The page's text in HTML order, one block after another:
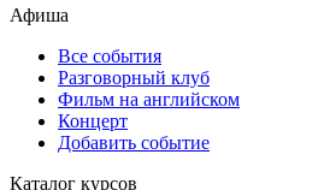
Афиша
Все события
Разговорный клуб
Фильм на английском
Концерт
Добавить событие
Каталог курсов